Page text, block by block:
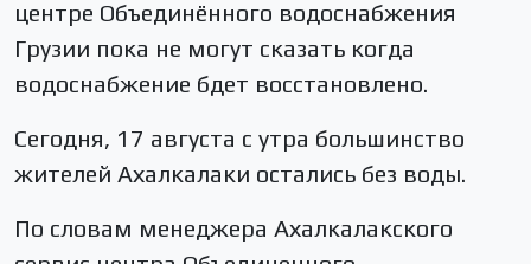
центре Объединённого водоснабжения
Грузии пока не могут сказать когда
водоснабжение бдет восстановлено.
Сегодня, 17 августа с утра большинство
жителей Ахалкалаки остались без воды.
По словам менеджера Ахалкалакского